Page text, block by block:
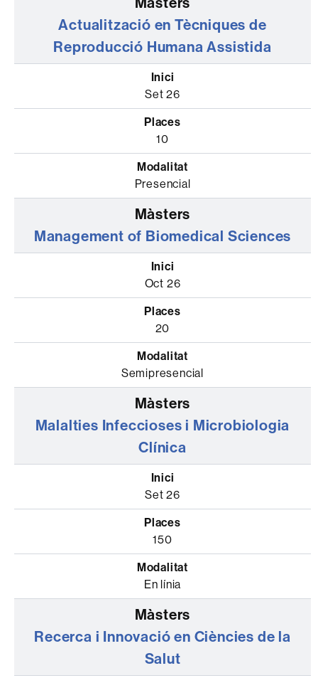
Actualització en Tècniques de
Reproducció Humana Assistida
Set 26
10
Presencial
Management of Biomedical Sciences
Oct 26
20
Semipresencial
Malalties Infeccioses i Microbiologia
Clínica
Set 26
150
En línia
Recerca i Innovació en Ciències de la
Salut